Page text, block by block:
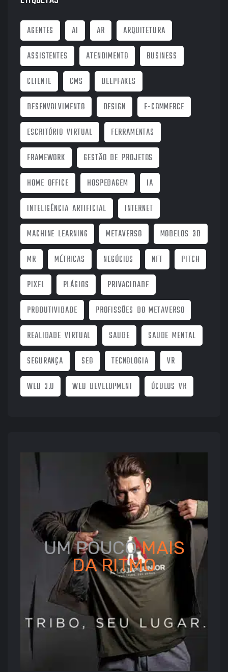
AGENTES AI AR
ARQUITETURA
ASSISTENTES
ATENDIMENTO
BUSINESS
CLIENTE
CMS
DEEPFAKES
DESENVOLVIMENTO
DESIGN
E-COMMERCE
ESCRITÓRIO VIRTUAL
FERRAMENTAS
FRAMEWORK
GESTÃO DE PROJETOS
HOME OFFICE
HOSPEDAGEM
IA
INTELIGÊNCIA ARTIFICIAL
INTERNET
MACHINE LEARNING
METAVERSO
MODELOS 3D
MR
MÉTRICAS NEGÓCIOS NFT
PITCH
PIXEL
PLÁGIOS
PRIVACIDADE
PRODUTIVIDADE
PROFISSÕES DO METAVERSO
REALIDADE VIRTUAL
SAUDE
SAUDE MENTAL
SEGURANÇA
SEO TECNOLOGIA
VR
WEB 3.0
WEB DEVELOPMENT ÓCULOS VR
UM POUCOMAIS
DARITMO